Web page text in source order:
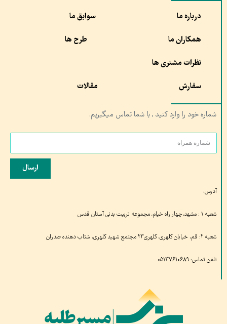
درباره ما سوابق ما
همکاران ما طرح ها
نظرات مشتری ها
سفارش مقالات
شماره خود را وارد کنید , با شما تماس میگیریم.
ارسال
آدرس:
شعبه ۱ : مشهد،چهار راه خیام, مجموعه تربیت بدنی آستان قدس
شعبه ۲: قم، خیابان کلهری، کلهری۲۳ مجتمع شهید کلهری، شتاب دهنده صدران
تلفن تماس: ۰۵۱۳۷۶۱۰۶۸۹